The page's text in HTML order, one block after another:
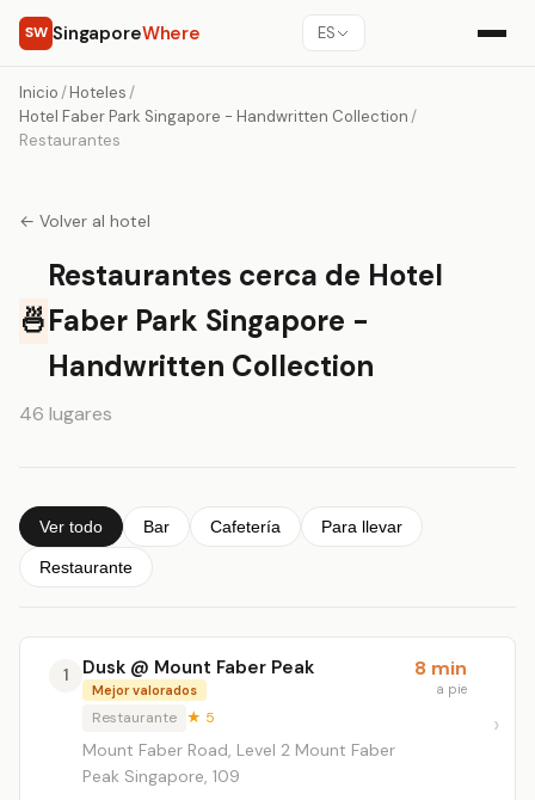
SW SingaporeWhere ES
Inicio /Hoteles /
Hotel Faber Park Singapore - Handwritten Collection /
Restaurantes
← Volver al hotel
🍜
Restaurantes cerca de Hotel
Faber Park Singapore -
Handwritten Collection
46 lugares
Ver todo Bar Cafetería Para llevar
Restaurante
1 Dusk @ Mount Faber Peak
Mejor valorados
Restaurante ★ 5
Mount Faber Road, Level 2 Mount Faber
Peak Singapore, 109
8 min
a pie